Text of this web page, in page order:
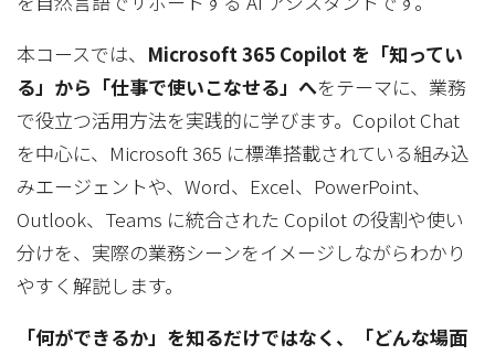
本コースでは、 Microsoft 365 Copilot を「知ってい
る」から「仕事で使いこなせる」へをテーマに、業務
で役立つ活用方法を実践的に学びます。Copilot Chat
を中心に、Microsoft 365 に標準搭載されている組み込
みエージェントや、Word、Excel、PowerPoint、
Outlook、Teams に統合された Copilot の役割や使い
分けを、実際の業務シーンをイメージしながらわかり
やすく解説します。
「何ができるか」を知るだけではなく、「どんな場面